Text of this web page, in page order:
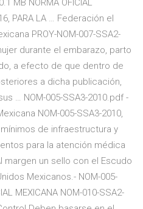
MB‎ NORMA OFICIAL
PARA LA … Federación el
PROY-NOM-007-SSA2-
durante el embarazo, parto
a efecto de que dentro de
a dicha publicación,
… NOM-005-SSA3-2010.pdf -
NOM-005-SSA3-2010,
de infraestructura y
para la atención médica
un sello con el Escudo
Mexicanos.- NOM-005-
MEXICANA NOM-010-SSA2-